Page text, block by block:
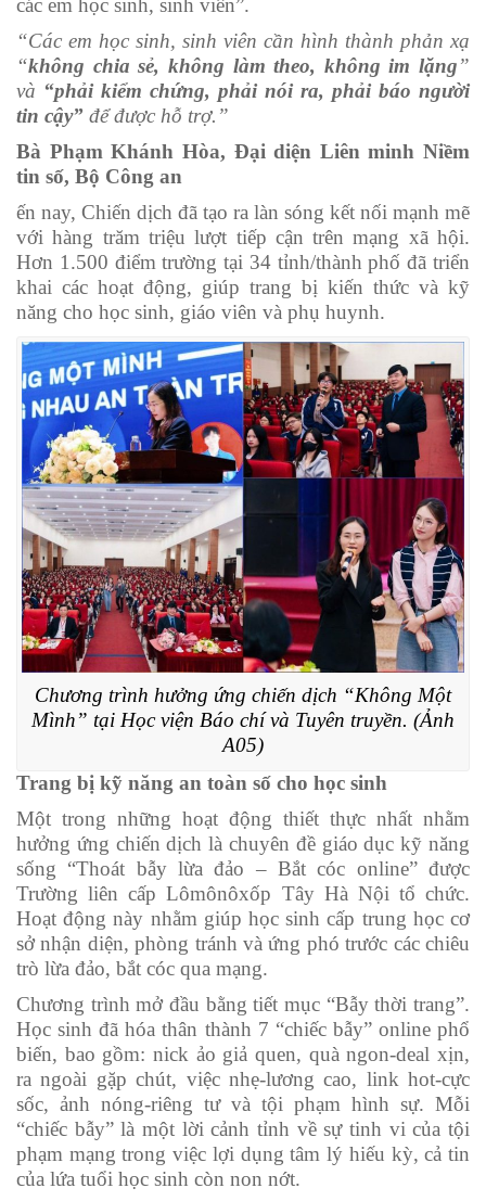
các em học sinh, sinh viên”.
“Các em học sinh, sinh viên cần hình thành phản xạ
“không chia sẻ, không làm theo, không im lặng”
và “phải kiểm chứng, phải nói ra, phải báo người
tin cậy” để được hỗ trợ.”
Bà Phạm Khánh Hòa, Đại diện Liên minh Niềm
tin số, Bộ Công an
ến nay, Chiến dịch đã tạo ra làn sóng kết nối mạnh mẽ
với hàng trăm triệu lượt tiếp cận trên mạng xã hội.
Hơn 1.500 điểm trường tại 34 tỉnh/thành phố đã triển
khai các hoạt động, giúp trang bị kiến thức và kỹ
năng cho học sinh, giáo viên và phụ huynh.
Chương trình hưởng ứng chiến dịch “Không Một
Mình” tại Học viện Báo chí và Tuyên truyền. (Ảnh
A05)
Trang bị kỹ năng an toàn số cho học sinh
Một trong những hoạt động thiết thực nhất nhằm
hưởng ứng chiến dịch là chuyên đề giáo dục kỹ năng
sống “Thoát bẫy lừa đảo – Bắt cóc online” được
Trường liên cấp Lômônôxốp Tây Hà Nội tổ chức.
Hoạt động này nhằm giúp học sinh cấp trung học cơ
sở nhận diện, phòng tránh và ứng phó trước các chiêu
trò lừa đảo, bắt cóc qua mạng.
Chương trình mở đầu bằng tiết mục “Bẫy thời trang”.
Học sinh đã hóa thân thành 7 “chiếc bẫy” online phổ
biến, bao gồm: nick ảo giả quen, quà ngon-deal xịn,
ra ngoài gặp chút, việc nhẹ-lương cao, link hot-cực
sốc, ảnh nóng-riêng tư và tội phạm hình sự. Mỗi
“chiếc bẫy” là một lời cảnh tỉnh về sự tinh vi của tội
phạm mạng trong việc lợi dụng tâm lý hiếu kỳ, cả tin
của lứa tuổi học sinh còn non nớt.